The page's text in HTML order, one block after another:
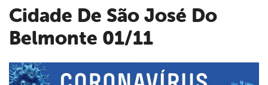
Cidade De São José Do
Belmonte 01/11